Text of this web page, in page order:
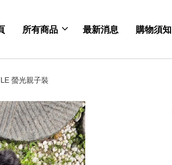
所有商品 最新消息 購物須知
螢光親子裝